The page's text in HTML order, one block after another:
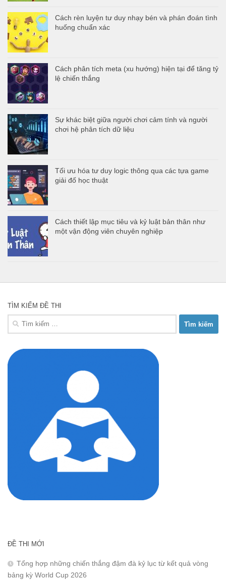
Cách rèn luyện tư duy nhạy bén và phán đoán tình
huống chuẩn xác
Cách phân tích meta (xu hướng) hiện tại để tăng tỷ
lệ chiến thắng
Sự khác biệt giữa người chơi cảm tính và người
chơi hệ phân tích dữ liệu
Tối ưu hóa tư duy logic thông qua các tựa game
giải đố học thuật
Cách thiết lập mục tiêu và kỷ luật bản thân như
một vận động viên chuyên nghiệp
TÌM KIẾM ĐỀ THI
Tìm
ĐỀ THI MỚI
Tổng hợp những chiến thắng đậm đà kỷ lục từ kết quả vòng
bảng kỳ World Cup 2026